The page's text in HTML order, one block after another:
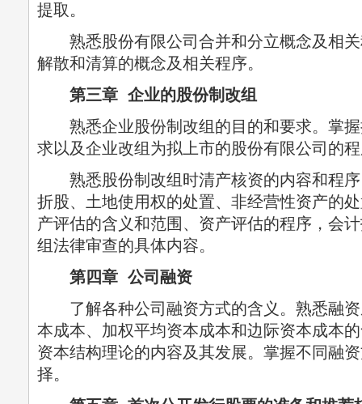
提取。
熟悉股份有限公司合并和分立概念及相关
解散和清算的概念及相关程序。
第三章 企业的股份制改组
熟悉企业股份制改组的目的和要求。掌握
求以及企业改组为拟上市的股份有限公司的
熟悉股份制改组时清产核资的内容和程序
折股、土地使用权的处置、非经营性资产的
产评估的含义和范围、资产评估的程序，会
组法律审查的具体内容。
第四章 公司融资
了解各种公司融资方式的含义。熟悉融资
本成本、加权平均资本成本和边际资本成本
资本结构理论的内容及其发展。掌握不同融
择。